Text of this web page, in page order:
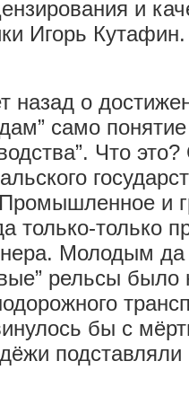
и
Игорь Кутафин.
назад о
само понятие
Что
и
только-только
Молодым да
рельсы было
бы с